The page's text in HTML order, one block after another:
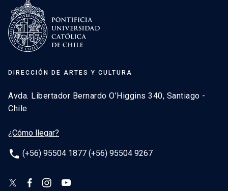
DIRECCIÓN DE ARTES Y CULTURA
Avda. Libertador Bernardo O’Higgins 340, Santiago -
Chile
¿Cómo llegar?
phone (+56) 95504 1877 (+56) 95504 9267